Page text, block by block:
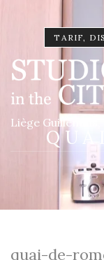
TARIF,
Liège Guillemins,
quai-de-